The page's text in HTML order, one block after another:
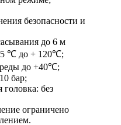
безопасности и
до 6 м
5 ℃ до + 120℃;
до +40℃;
бар;
без
ограничено